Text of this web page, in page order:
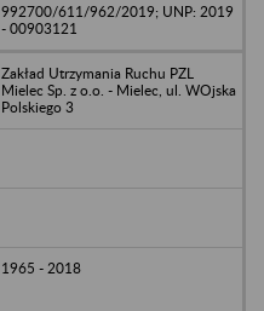
992700/611/962/2019; UNP: 2019
- 00903121
Zakład Utrzymania Ruchu PZL
Mielec Sp. z o.o. - Mielec, ul. WOjska
Polskiego 3
1965 - 2018